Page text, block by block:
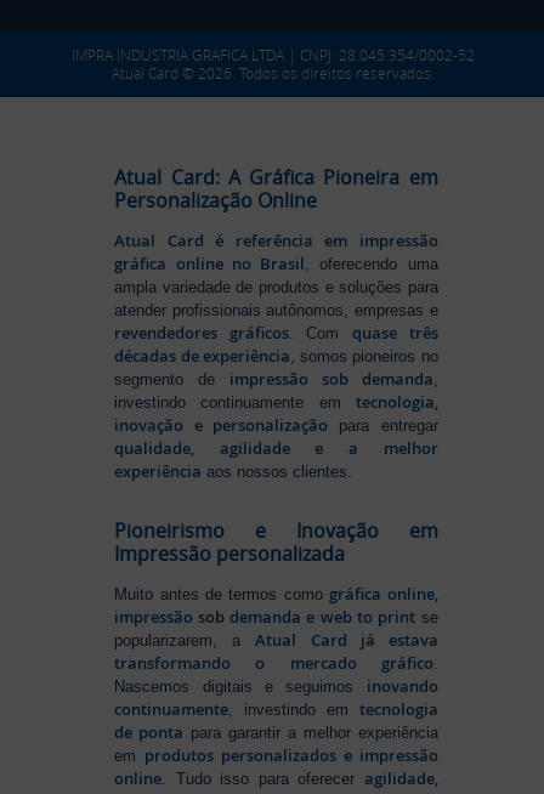
IMPRA INDUSTRIA GRAFICA LTDA | CNPJ: 28.045.354/0002-52
Atual Card © 2026. Todos os direitos reservados.
Atual Card: A Gráfica Pioneira em
Personalização Online
Atual Card é referência em impressão
gráfica online no Brasil, oferecendo uma
ampla variedade de produtos e soluções para
atender profissionais autônomos, empresas e
revendedores gráficos. Comquase três
décadas de experiência, somos pioneiros no
segmento de impressão sob demanda,
investindo continuamente em tecnologia,
inovação e personalização para entregar
qualidade, agilidade e a melhor
experiência aos nossos clientes.
Pioneirismo e Inovação em
Impressão personalizada
Muito antes de termos como gráfica online,
impressão sob demanda e web to printse
popularizarem, aAtual Card já estava
transformando o mercado gráfico
Nascemos digitais e seguimos inovando
continuamente , investindo em tecnologia
de ponta para garantir a melhor experiência
em produtos personalizados e impressão
online . Tudo isso para oferecer agilidade,